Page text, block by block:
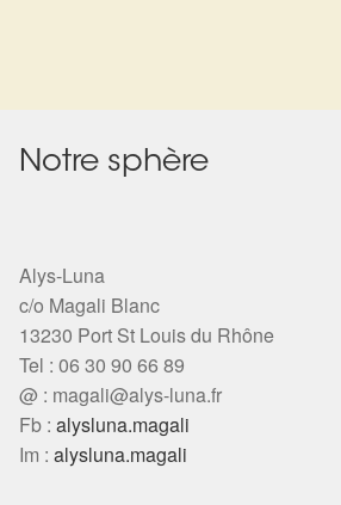
Harmonisation des lieux
Sels de bain
Encens
Déco
Cadeaux de naissance
Notre sphère
Alys-Luna
c/o Magali Blanc
13230 Port St Louis du Rhône
Tel : 06 30 90 66 89
@ : magali@alys-luna.fr
Fb : alysluna.magali
Im : alysluna.magali